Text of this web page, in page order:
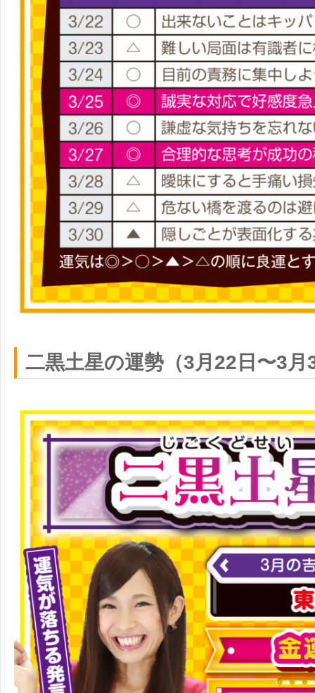
二黒土星の運勢（3月22日〜3月